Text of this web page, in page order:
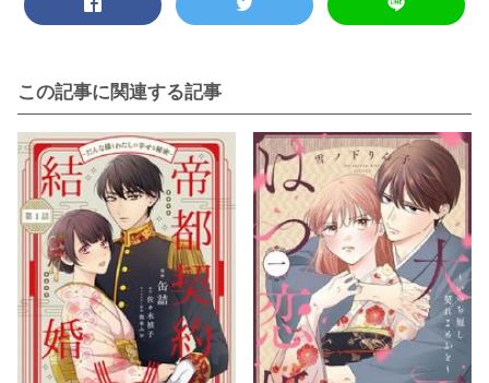
この記事に関連する記事